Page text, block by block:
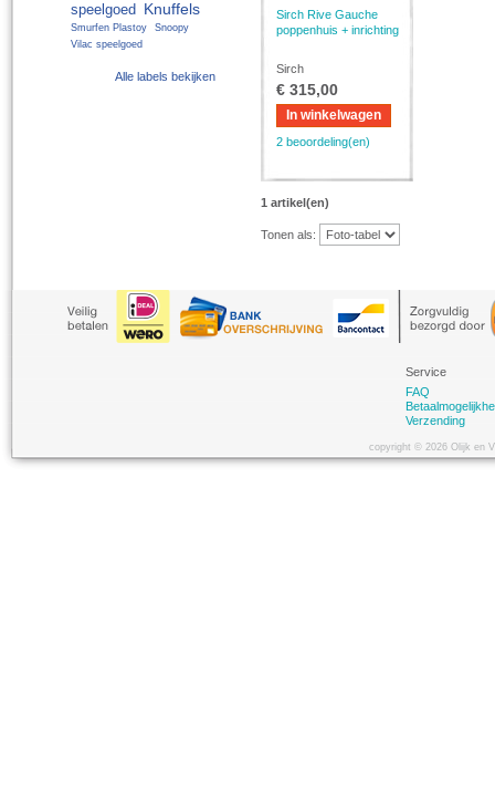
Sirch Rive Gauche
poppenhuis + inrichting
Sirch
€ 315,00
In winkelwagen
2 beoordeling(en)
1 artikel(en)
Tonen als:
speelgoed
Knuffels
Smurfen Plastoy
Snoopy
Vilac speelgoed
Alle labels bekijken
Service
FAQ
Verzending
copyright © 2026 Olijk en